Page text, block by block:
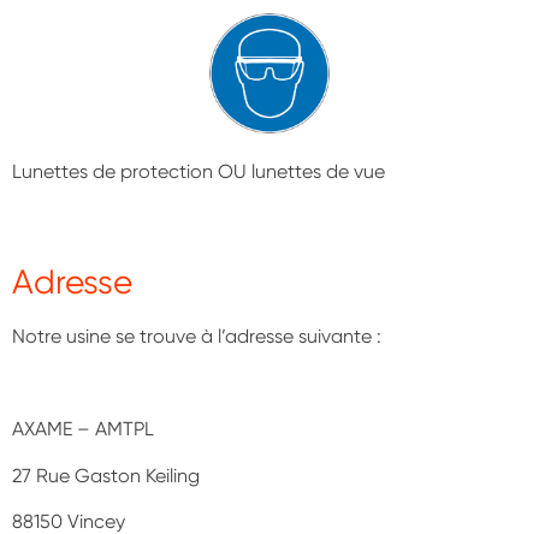
Lunettes de protection OU lunettes de vue
Adresse
Notre usine se trouve à l’adresse suivante :
AXAME – AMTPL
27 Rue Gaston Keiling
88150 Vincey